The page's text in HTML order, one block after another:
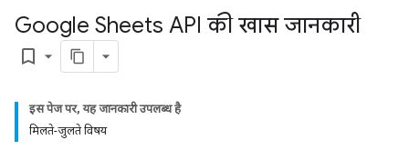
Google Sheets API की खास जानकारी
bookmark_border
इस पेज पर, यह जानकारी उपलब्ध है
मिलते-जुलते विषय